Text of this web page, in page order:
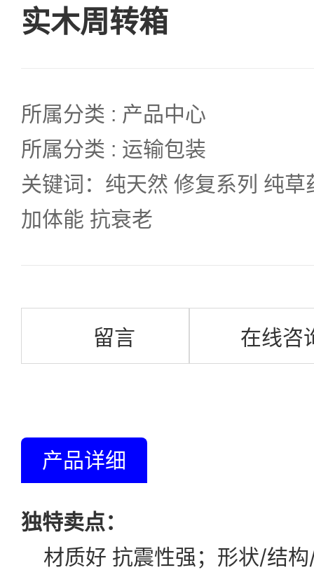
实木周转箱
所属分类 : 产品中心
所属分类 : 运输包装
关键词：纯天然 修复系列 纯
加体能 抗衰老
留言 在线咨
产品详细
独特卖点：
材质好 抗震性强；形状/结